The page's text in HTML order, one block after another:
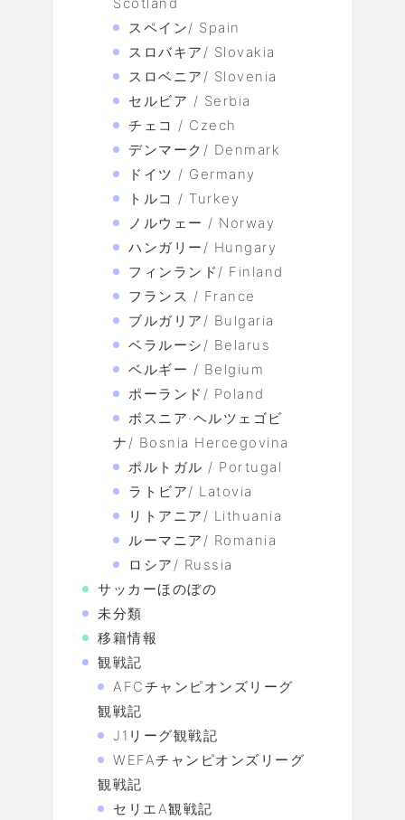
スペイン/ Spain
スロバキア/ Slovakia
スロベニア/ Slovenia
セルビア / Serbia
チェコ / Czech
デンマーク/ Denmark
ドイツ / Germany
トルコ / Turkey
ノルウェー / Norway
ハンガリー/ Hungary
フィンランド/ Finland
フランス / France
ブルガリア/ Bulgaria
ベラルーシ/ Belarus
ベルギー / Belgium
ポーランド/ Poland
ボスニア·ヘルツェゴビ
ナ/ Bosnia Hercegovina
ポルトガル / Portugal
ラトビア/ Latovia
リトアニア/ Lithuania
ルーマニア/ Romania
ロシア/ Russia
サッカーほのぼの
未分類
移籍情報
観戦記
AFCチャンピオンズリーグ
観戦記
J1リーグ観戦記
WEFAチャンピオンズリーグ
観戦記
セリエA観戦記